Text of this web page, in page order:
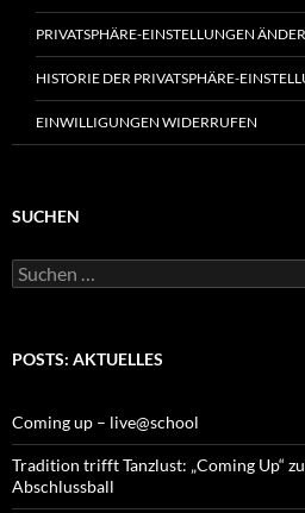
PRIVATSPHÄRE-EINSTELLUNGEN
HISTORIE DER PRIVATSPHÄRE-
EINWILLIGUNGEN WIDERRUFEN
SUCHEN
Suchen
nach:
POSTS: AKTUELLES
Coming up – live@school
Tradition trifft Tanzlust: „Coming Up“
Abschlussball